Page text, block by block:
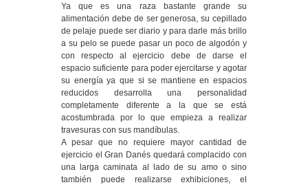
Ya que es una raza bastante grande su
alimentación debe de ser generosa, su cepillado
de pelaje puede ser diario y para darle más brillo
a su pelo se puede pasar un poco de algodón y
con respecto al ejercicio debe de darse el
espacio suficiente para poder ejercitarse y agotar
su energía ya que si se mantiene en espacios
reducidos desarrolla una personalidad
completamente diferente a la que se está
acostumbrada por lo que empieza a realizar
travesuras con sus mandíbulas.
A pesar que no requiere mayor cantidad de
ejercicio el Gran Danés quedará complacido con
una larga caminata al lado de su amo o sino
también puede realizarse exhibiciones, el